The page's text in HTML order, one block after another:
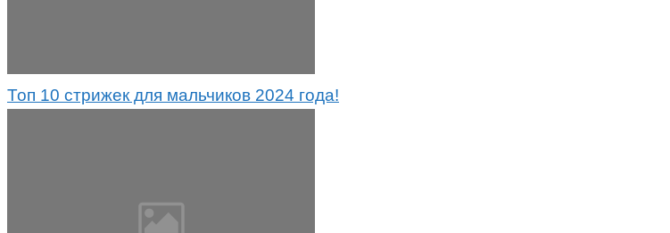
Топ 10 стрижек для мальчиков 2024 года!